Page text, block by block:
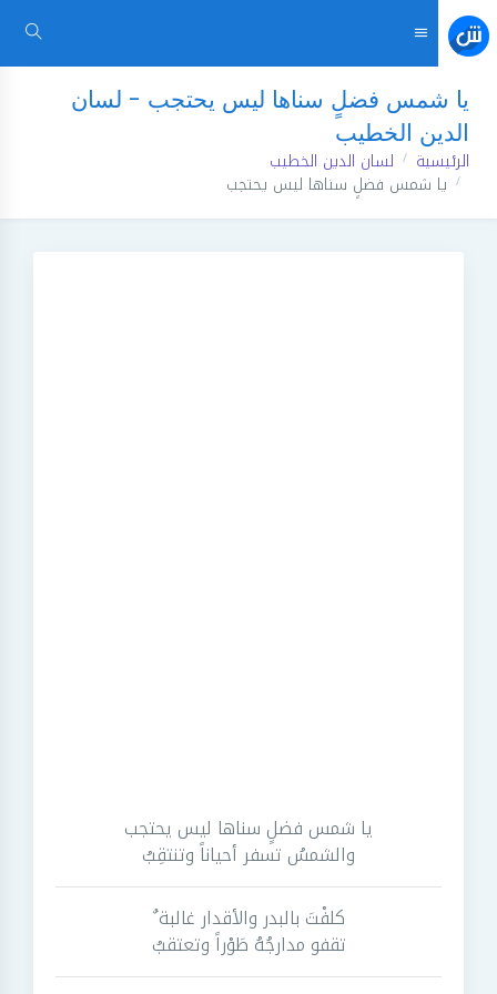
يا شمس فضلٍ سناها ليس يحتجب - لسان
الدين الخطيب
الرئيسية لسان الدين الخطيب
يا شمس فضلٍ سناها ليس يحتجب
يا شمس فضلٍ سناها ليس يحتجب
والشمسُ تسفر أحياناً وتنتقِبُ
كلفْتَ بالبدر والأقدار غالبة ٌ
تقفو مدارجُهُ طَوْراً وتعتقبُ